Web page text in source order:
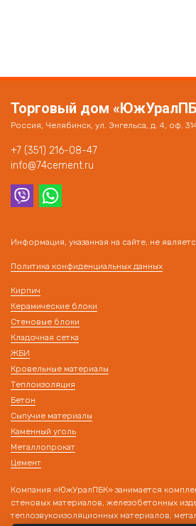
Торговый дом
Россия, Челябинск, ул. Энгельса, д. 4, оф.
+7 (351) 216-08-47
info@74cement.ru
Информация, указанная на сайте, не
Политика конфиденциальных данных
Кирпич
Керамические блоки
Стеновые блоки
Кладочная сетка
ЖБИ
Кровельные материалы
Теплоизоляция
Бетон
Сыпучие материалы
Каменный уголь
Металлопрокат
Цемент
Компания «ЮжУралПБК» занимается
стеновых материалов, железобетонных
теплозвукоизоляционных материалов,